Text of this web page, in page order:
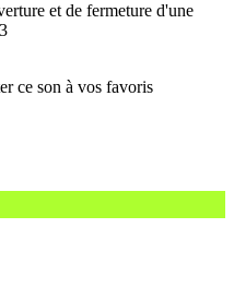
et de fermeture d'une